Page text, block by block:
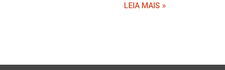
LEIA MAIS »